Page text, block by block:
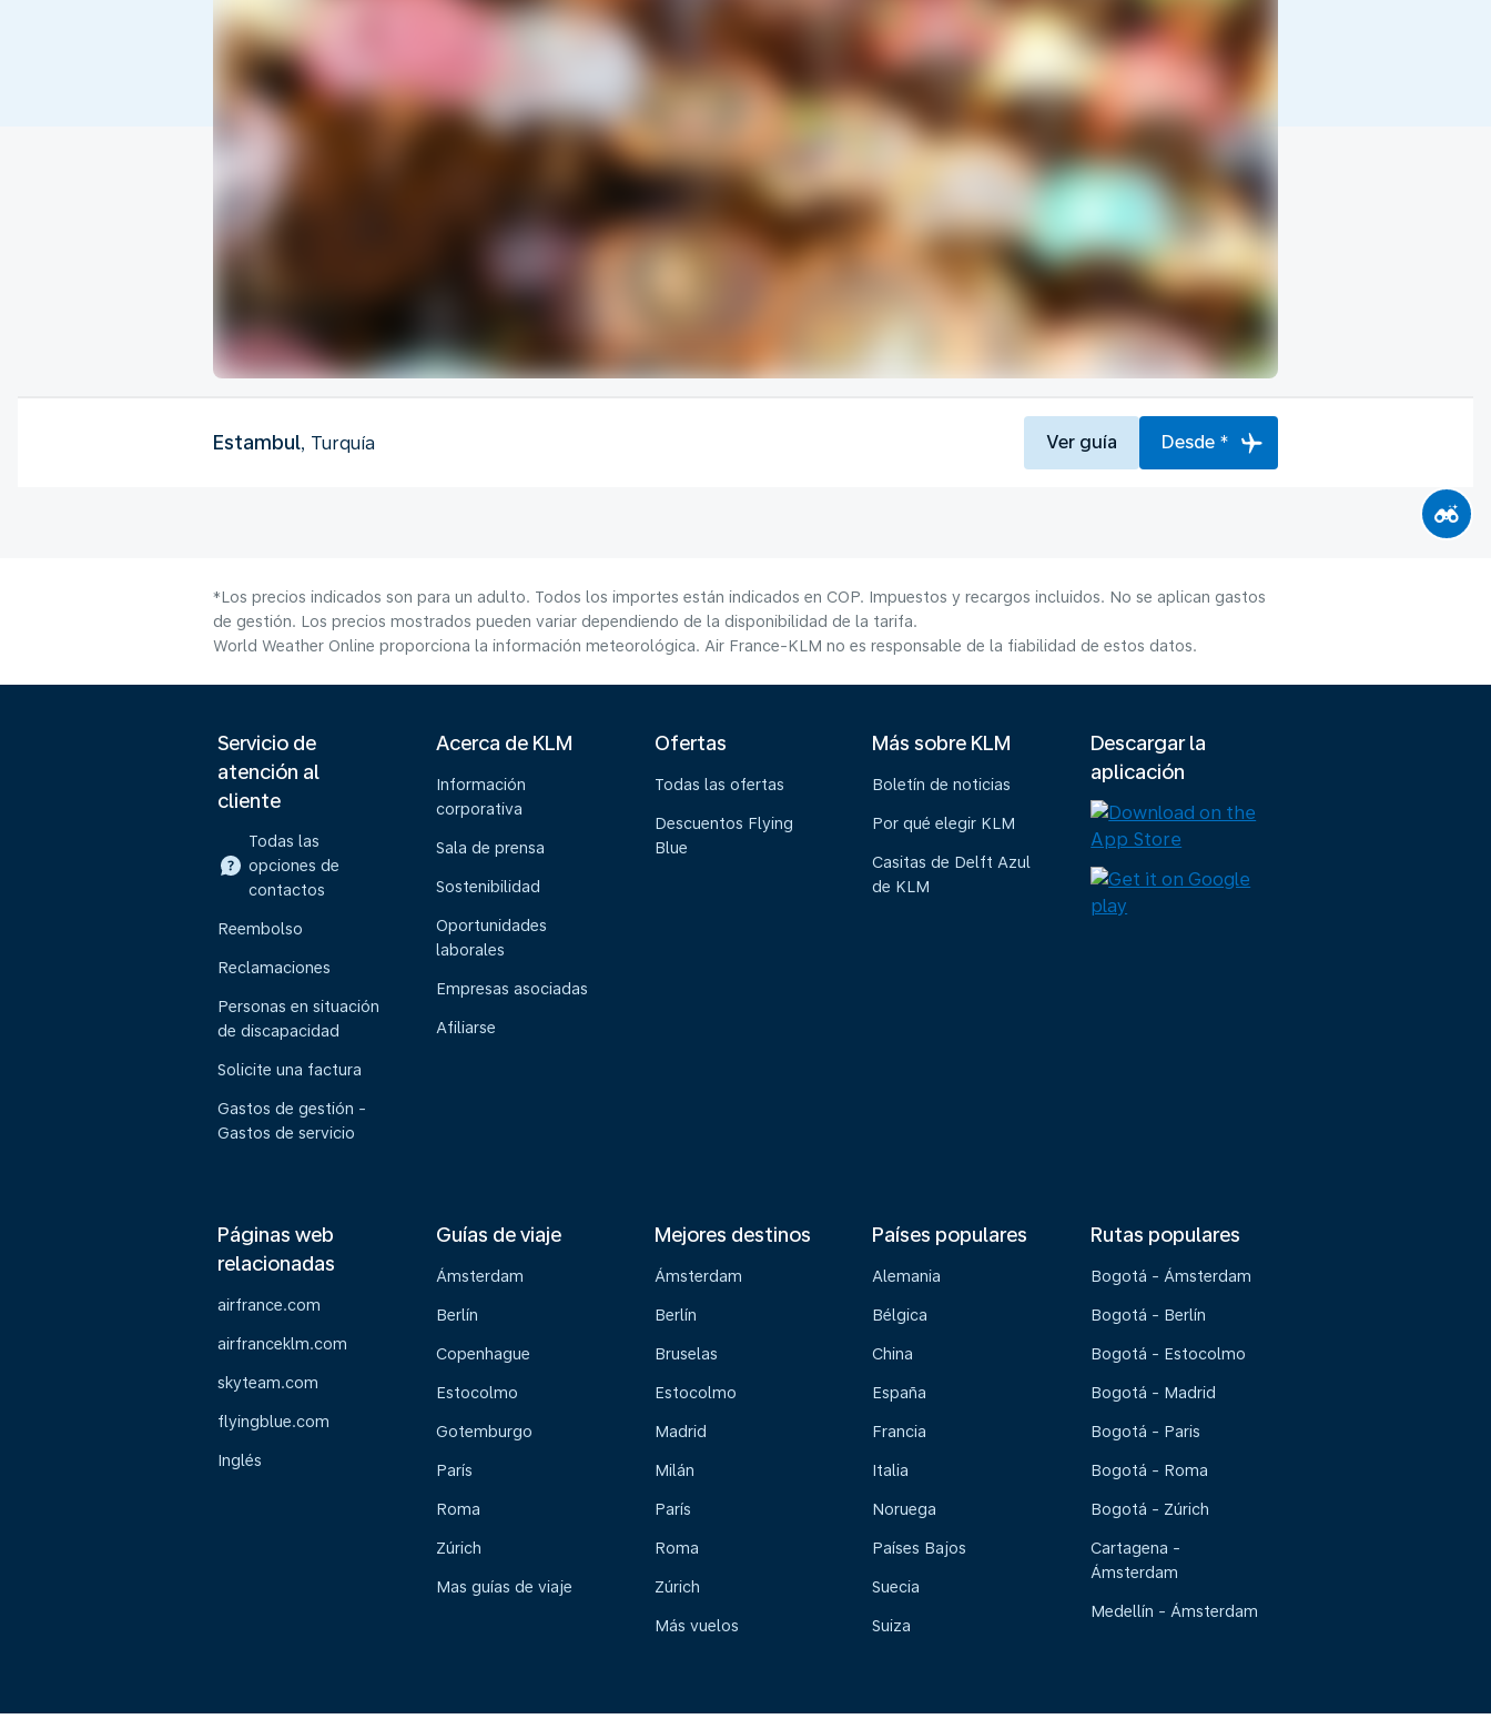
Estambul, Turquía Ver guía Desde *
*Los precios indicados son para un adulto. Todos los importes están indicados en COP. Impuestos y recargos incluidos. No se aplican gastos
de gestión. Los precios mostrados pueden variar dependiendo de la disponibilidad de la tarifa.
World Weather Online proporciona la información meteorológica. Air France-KLM no es responsable de la fiabilidad de estos datos.
Servicio de
atención al
cliente
Todas las
opciones de
contactos
Reembolso
Reclamaciones
Personas en situación
de discapacidad
Solicite una factura
Gastos de gestión -
Gastos de servicio
Acerca de KLM
Información
corporativa
Sala de prensa
Sostenibilidad
Oportunidades
laborales
Empresas asociadas
Afiliarse
Ofertas
Todas las ofertas
Descuentos Flying
Blue
Más sobre KLM
Boletín de noticias
Por qué elegir KLM
Casitas de Delft Azul
de KLM
Descargar la
aplicación
Páginas web
relacionadas
airfrance.com
airfranceklm.com
skyteam.com
flyingblue.com
Inglés
Guías de viaje
Ámsterdam
Berlín
Copenhague
Estocolmo
Gotemburgo
París
Roma
Zúrich
Mas guías de viaje
Mejores destinos
Ámsterdam
Berlín
Bruselas
Estocolmo
Madrid
Milán
París
Roma
Zúrich
Más vuelos
Países populares
Alemania
Bélgica
China
España
Francia
Italia
Noruega
Países Bajos
Suecia
Suiza
Rutas populares
Bogotá - Ámsterdam
Bogotá - Berlín
Bogotá - Estocolmo
Bogotá - Madrid
Bogotá - Paris
Bogotá - Roma
Bogotá - Zúrich
Cartagena -
Ámsterdam
Medellín - Ámsterdam